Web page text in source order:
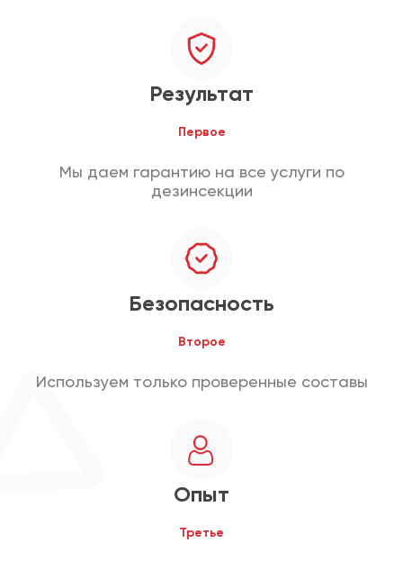
Результат
Первое
Мы даем гарантию на все услуги по
дезинсекции
Безопасность
Второе
Используем только проверенные составы
Опыт
Третье